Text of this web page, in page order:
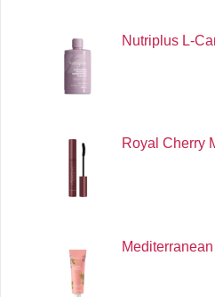
Nutriplus L-
Royal Cherry